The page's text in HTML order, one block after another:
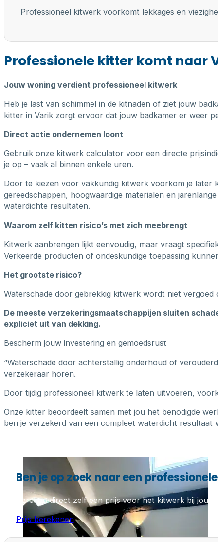
Professioneel kitwerk voorkomt lekkages en
Professionele kitter komt naar
Jouw woning verdient professioneel kitwerk
Heb je last van schimmel in de kitnaden of ziet jouw
kitter in Varik zorgt ervoor dat jouw badkamer er weer
Direct actie ondernemen loont
Gebruik onze kitwerk calculator voor een directe
je op – vaak al binnen enkele uren.
Door te kiezen voor vakkundig kitwerk voorkom je later
gereedschappen, hoogwaardige materialen en
waterdichte resultaten.
Waarom zelf kitten risico’s met zich meebrengt
Kitwerk aanbrengen lijkt eenvoudig, maar vraagt
Verkeerde producten of ondeskundige toepassing
Het grootste risico?
Waterschade door gebrekkig kitwerk wordt niet
De meeste verzekeringsmaatschappijen sluiten
expliciet uit van dekking.
Bescherm jouw investering en gemoedsrust
“Waterschade door achterstallig onderhoud of
verzekeraar horen.
Door tijdig professioneel kitwerk te laten uitvoeren,
Onze kitter beoordeelt samen met jou het benodigde
ben je verzekerd van een compleet waterdicht resultaat
Ben je op zoek naar een
Bereken direct zelf een prijs voor het kitwerk bij jou
Prijs berekenen